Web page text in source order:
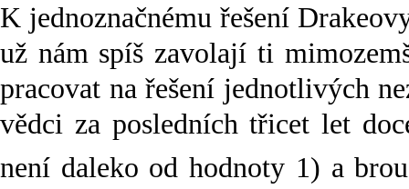
K jednoznačnému řešení
už nám spíš zavolají ti
pracovat na řešení jednotlivých
vědci za posledních třicet let
není daleko od hodnoty 1) a